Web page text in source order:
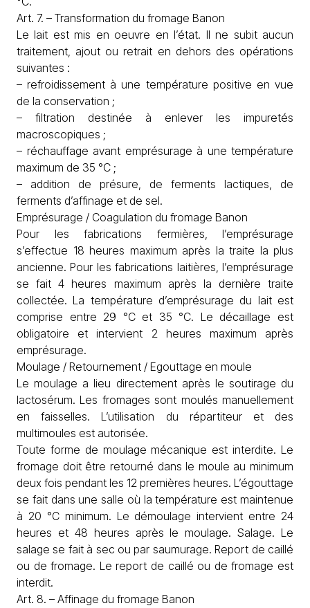
Art. 7. – Transformation du fromage Banon
Le lait est mis en oeuvre en l’état. Il ne subit aucun
traitement, ajout ou retrait en dehors des opérations
suivantes :
– refroidissement à une température positive en vue
de la conservation ;
– filtration destinée à enlever les impuretés
macroscopiques ;
– réchauffage avant emprésurage à une température
maximum de 35 °C ;
– addition de présure, de ferments lactiques, de
ferments d’affinage et de sel.
Emprésurage / Coagulation du fromage Banon
Pour les fabrications fermières, l’emprésurage
s’effectue 18 heures maximum après la traite la plus
ancienne. Pour les fabrications laitières, l’emprésurage
se fait 4 heures maximum après la dernière traite
collectée. La température d’emprésurage du lait est
comprise entre 29 °C et 35 °C. Le décaillage est
obligatoire et intervient 2 heures maximum après
emprésurage.
Moulage / Retournement / Egouttage en moule
Le moulage a lieu directement après le soutirage du
lactosérum. Les fromages sont moulés manuellement
en faisselles. L’utilisation du répartiteur et des
multimoules est autorisée.
Toute forme de moulage mécanique est interdite. Le
fromage doit être retourné dans le moule au minimum
deux fois pendant les 12 premières heures. L’égouttage
se fait dans une salle où la température est maintenue
à 20 °C minimum. Le démoulage intervient entre 24
heures et 48 heures après le moulage. Salage. Le
salage se fait à sec ou par saumurage. Report de caillé
ou de fromage. Le report de caillé ou de fromage est
interdit.
Art. 8. – Affinage du fromage Banon